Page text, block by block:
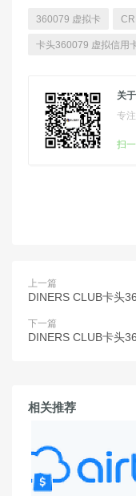
360079 虚拟卡
卡头360079 虚拟信用
关
专
扫
上一篇
DINERS CLUB卡头
下一篇
DINERS CLUB卡头
相关推荐